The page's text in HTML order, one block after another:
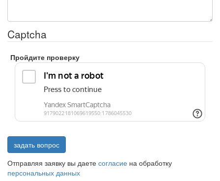
Captcha
Пройдите проверку
задать вопрос
Отправляя заявку вы даете согласие на обработку
персональных данных